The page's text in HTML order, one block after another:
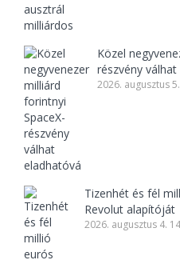
Közel
részvény
2026. augusztus
Tizenhét és fél
Revolut alapítóját
2026. augusztus 4.